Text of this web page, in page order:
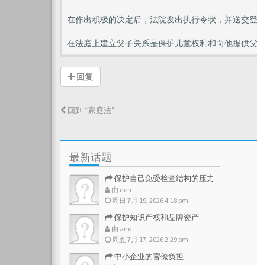
在作出积极的决定后，法院发出执行令状，并送交
在法庭上建立父子关系是保护儿童权利和向他提供
回复
回到 “家庭法”
最新话题
保护自己免受检查结构的压力
由 den
周日 7月 19, 2026 4:18 pm
保护知识产权和品牌资产
由 ano
周五 7月 17, 2026 2:29 pm
中小企业的官僚负担